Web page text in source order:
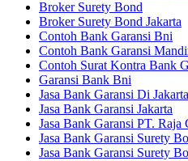
Broker Surety Bond
Broker Surety Bond Jakarta
Contoh Bank Garansi Bni
Contoh Bank Garansi
Contoh Surat Kontra Bank
Garansi Bank Bni
Jasa Bank Garansi Di Jakarta
Jasa Bank Garansi Jakarta
Jasa Bank Garansi PT. Raja
Jasa Bank Garansi Surety
Jasa Bank Garansi Surety